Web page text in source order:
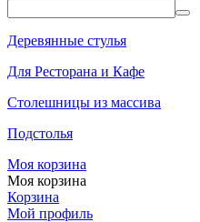
Деревянные стулья
Для Ресторана и Кафе
Столешницы из массива
Подстолья
Моя корзина
Моя корзина
Корзина
Мой профиль